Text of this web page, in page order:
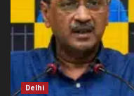
Delhi